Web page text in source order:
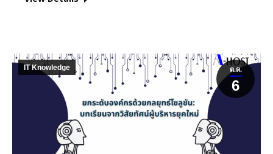
ต.ค.
6
IT Knowledge